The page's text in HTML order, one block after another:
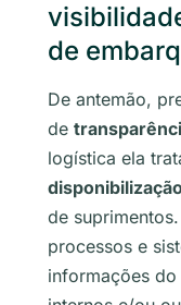
de
De antemão,
de
logística ela
de
processos e
informações do